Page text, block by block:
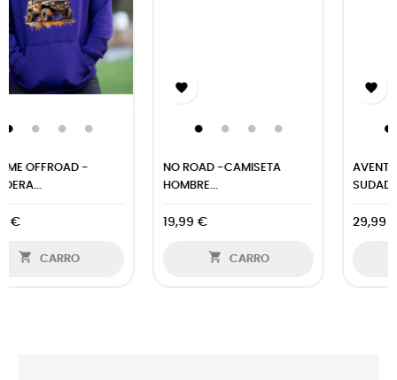

NO ROAD -CAMISETA
HOMBRE...

AVENTURA OFFROAD -
